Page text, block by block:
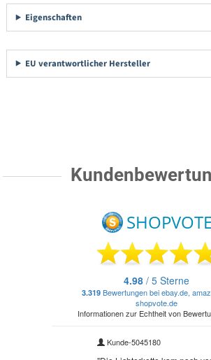
Eigenschaften
EU verantwortlicher Hersteller